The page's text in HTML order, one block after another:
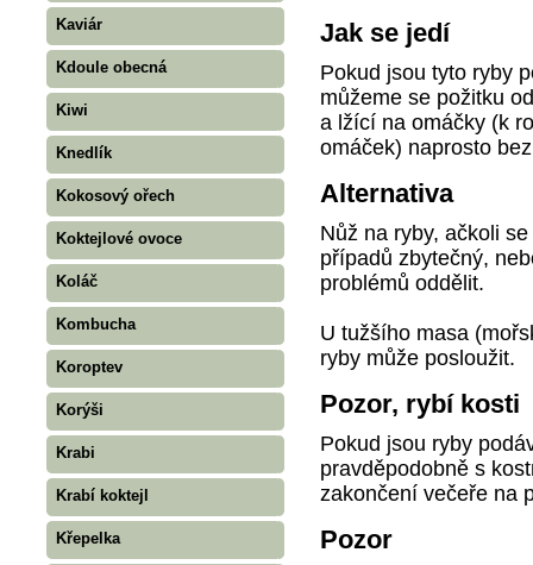
Kaviár
Kdoule obecná
Kiwi
Knedlík
Kokosový ořech
Koktejlové ovoce
Koláč
Kombucha
Koroptev
Korýši
Krabi
Krabí koktejl
Křepelka
Jak se jedí
Pokud jsou tyto ryby
můžeme se požitku
a lžící na omáčky (k
omáček) naprosto
Alternativa
Nůž na ryby, ačkoli
případů zbytečný,
problémů oddělit.
U tužšího masa
ryby může posloužit.
Pozor, rybí kosti
Pokud jsou ryby
pravděpodobně s
zakončení večeře na
Pozor